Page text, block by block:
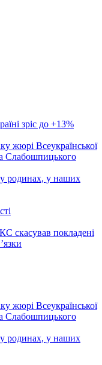
зріс до +13%
жюрі Всеукраїнської
Слабошпицького
родинах, у наших
скасував покладені
жюрі Всеукраїнської
Слабошпицького
родинах, у наших